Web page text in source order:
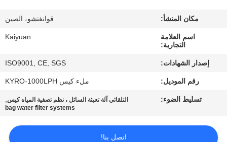
الجودة
اتصل
اطلب
اقتباس
مكان المنشأ: قوانغتشو، الصين
اسم العلامة
التجارية:
Kaiyuan
إصدار الشهادات: ISO9001, CE, SGS
رقم الموديل: ملء كيس KYRO-1000LPH
تسليط الضوء: التلقائي آلة تعبئة السائل ، نظم تصفية المياه كيس,
bag water filter systems
اتصل بنا!